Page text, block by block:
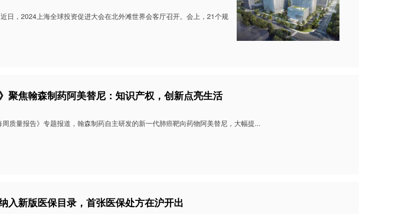
日，2024上海全球投资促进大会在北外滩世界会客厅召开。会上，21个规
聚焦翰森制药阿美替尼：知识产权，创新点亮生活
质量报告》专题报道，翰森制药自主研发的新一代肺癌靶向药物阿美替尼，大幅提...
入新版医保目录，首张医保处方在沪开出